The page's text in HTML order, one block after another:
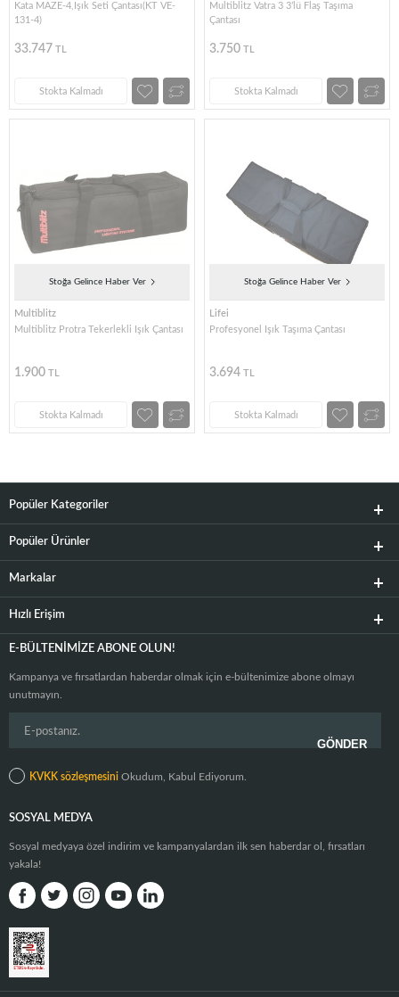
Kata MAZE-4,Işık Seti Çantası(KT VE-
131-4)
33.747 TL
Stokta Kalmadı
Multiblitz Vatra 3 3’lü Flaş Taşıma
Çantası
3.750 TL
Stokta Kalmadı
Stoğa Gelince Haber Ver
Multiblitz
Multiblitz Protra Tekerlekli Işık Çantası
1.900 TL
Stokta Kalmadı
Stoğa Gelince Haber Ver
Lifei
Profesyonel Işık Taşıma Çantası
3.694 TL
Stokta Kalmadı
Popüler Kategoriler
Popüler Ürünler
Markalar
Hızlı Erişim
E-BÜLTENIMIZE ABONE OLUN!
Kampanya ve fırsatlardan haberdar olmak için e-bültenimize abone olmayı
unutmayın.
KVKK sözleşmesini Okudum, Kabul Ediyorum.
SOSYAL MEDYA
Sosyal medyaya özel indirim ve kampanyalardan ilk sen haberdar ol, fırsatları
yakala!